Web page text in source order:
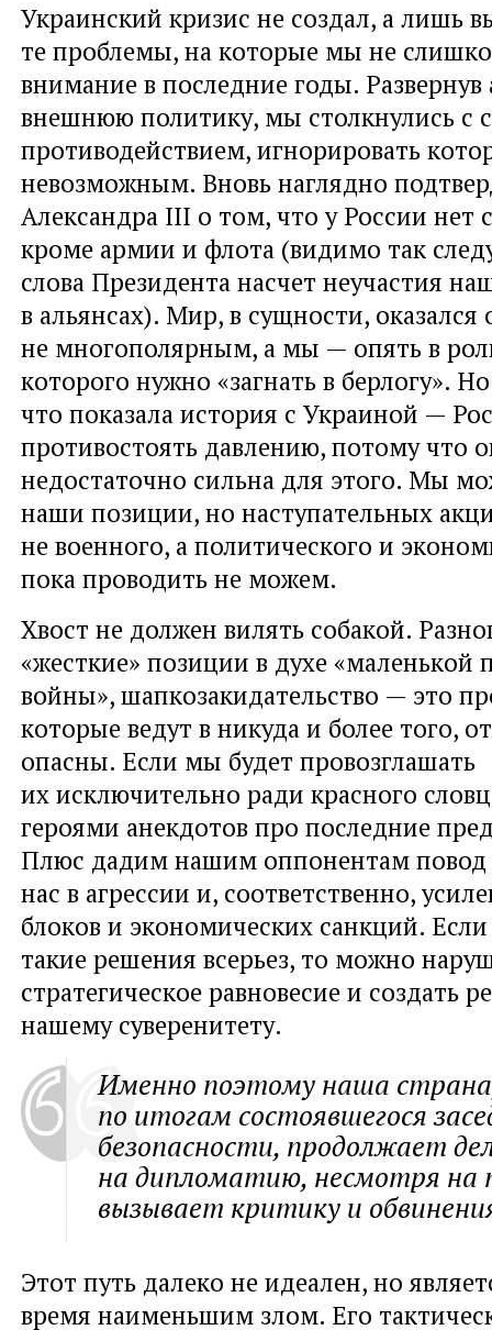
Украинский кризис не создал, а лишь
те проблемы, на которые мы не
внимание в последние годы. Развернув
внешнюю политику, мы столкнулись с
противодействием, игнорировать
невозможным. Вновь наглядно
Александра III о том, что у России нет
кроме армии и флота (видимо так
слова Президента насчет неучастия
в альянсах). Мир, в сущности, оказался
не многополярным, а мы — опять в
которого нужно «загнать в берлогу».
что показала история с Украиной —
противостоять давлению, потому что
недостаточно сильна для этого. Мы
наши позиции, но наступательных
не военного, а политического и
пока проводить не можем.
Хвост не должен вилять собакой.
«жесткие» позиции в духе «маленькой
войны», шапкозакидательство — это
которые ведут в никуда и более того,
опасны. Если мы будет провозглашать
их исключительно ради красного
героями анекдотов про последние
Плюс дадим нашим оппонентам повод
нас в агрессии и, соответственно,
блоков и экономических санкций.
такие решения всерьез, то можно
стратегическое равновесие и создать
нашему суверенитету.
Именно поэтому наша
по итогам состоявшегося
безопасности, продолжает
на дипломатию, несмотря на
вызывает критику и
Этот путь далеко не идеален, но
время наименьшим злом. Его